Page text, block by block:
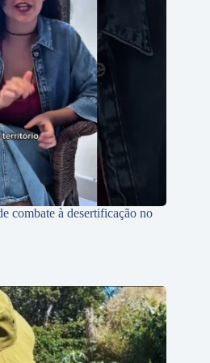
combate à desertificação no